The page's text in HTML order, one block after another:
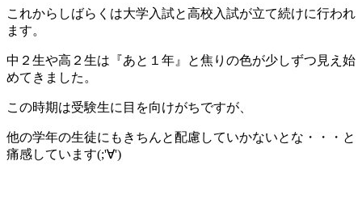
これからしばらくは大学入試と高校入試が立て続けに行われ
ます。
中２生や高２生は『あと１年』と焦りの色が少しずつ見え始
めてきました。
この時期は受験生に目を向けがちですが、
他の学年の生徒にもきちんと配慮していかないとな・・・と
痛感しています(;'∀')